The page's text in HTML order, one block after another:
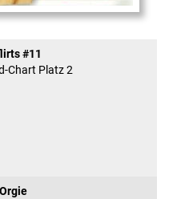
#11
Chart Platz 2